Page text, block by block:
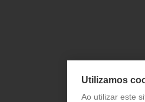
Utilizamos
Ao utilizar este